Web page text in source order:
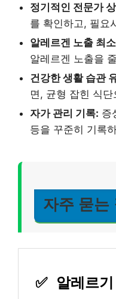
정기적인 전문가
를 확인하고, 필요
알레르겐 노출 최
알레르겐 노출을
건강한 생활 습관
면, 균형 잡힌 식
자가 관리 기록: 증
등을 꾸준히 기록
자주 묻는
✅
알레르